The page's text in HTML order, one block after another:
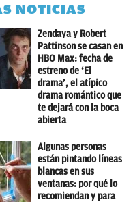
NOTICIAS
Zendaya y Robert
Pattinson se casan en
HBO Max: fecha de
estreno de ‘El
drama’, el atípico
drama romántico que
te dejará con la boca
abierta
Algunas personas
están pintando líneas
blancas en sus
ventanas: por qué lo
recomiendan y para